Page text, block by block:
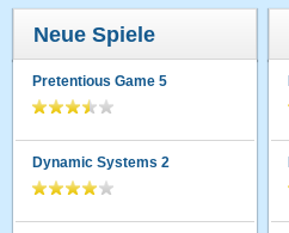
Neue Spiele
Pretentious Game 5
Dynamic Systems 2